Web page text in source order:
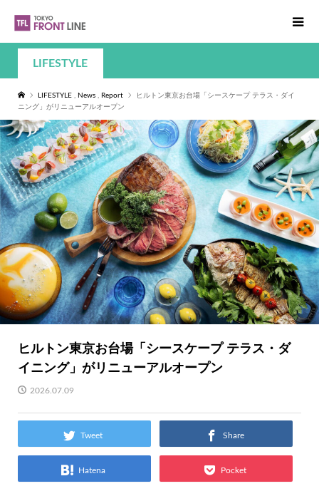
LIFESTYLE
LIFESTYLE , News , Report
ヒルトン東京お台場「シースケープ テラス・ダイ
ニング」がリニューアルオープン
ヒルトン東京お台場「シースケープ テラス・ダ
イニング」がリニューアルオープン
2026.07.09
Tweet Share
Hatena Pocket